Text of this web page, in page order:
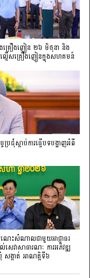
ឆាំងគ្រឿងញៀន ២៦ មិថុនា និង
ើសគ្រឿងញៀនក្នុងសហគមន៍
ជុំស្តាប់ការធ្វើបទបង្ហាញអំពី
េះសំណាលជាមួយអាជ្ញាធរ
េវាសាធារណៈ ការអភិវឌ្ឍ
សង្កាត់ អាណត្តិទី៦